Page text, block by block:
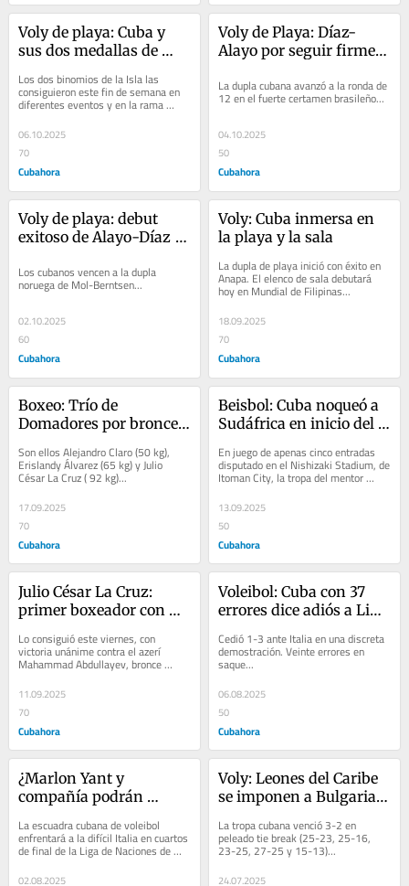
Voly de playa: Cuba y
sus dos medallas de
Los dos binomios de la Isla las
consiguieron este fin de semana en
diferentes eventos y en la rama
06.10.2025
70
Cubahora
Voly de Playa: Díaz-
Alayo por seguir firmes
La dupla cubana avanzó a la ronda de
12 en el fuerte certamen brasileño...
04.10.2025
50
Cubahora
Voly de playa: debut
exitoso de Alayo-Díaz
Los cubanos vencen a la dupla
noruega de Mol-Berntsen...
02.10.2025
60
Cubahora
Voly: Cuba inmersa en
la playa y la sala
La dupla de playa inició con éxito en
Anapa. El elenco de sala debutará
hoy en Mundial de Filipinas...
18.09.2025
70
Cubahora
Boxeo: Trío de
Domadores por bronce
Liverpool
Son ellos Alejandro Claro (50 kg),
Erislandy Álvarez (65 kg) y Julio
César La Cruz ( 92 kg)...
17.09.2025
70
Cubahora
Beisbol: Cuba noqueó a
Sudáfrica en inicio del
En juego de apenas cinco entradas
disputado en el Nishizaki Stadium, de
Itoman City, la tropa del mentor
tunero Abeicy Pantoja exhibió
ofensiva de...
13.09.2025
50
Cubahora
Julio César La Cruz:
primer boxeador con
Lo consiguió este viernes, con
victoria unánime contra el azerí
Mahammad Abdullayev, bronce
11.09.2025
70
Cubahora
Voleibol: Cuba con 37
errores dice adiós a Liga
Cedió 1-3 ante Italia en una discreta
demostración. Veinte errores en
saque...
06.08.2025
50
Cubahora
¿Marlon Yant y
compañía podrán
La escuadra cubana de voleibol
enfrentará a la difícil Italia en cuartos
de final de la Liga de Naciones de
02.08.2025
Voly: Leones del Caribe
se imponen a Bulgaria
La tropa cubana venció 3-2 en
peleado tie break (25-23, 25-16,
23-25, 27-25 y 15-13)...
24.07.2025